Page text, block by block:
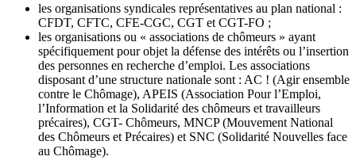
les organisations syndicales représentatives au plan national :
CFDT, CFTC, CFE-CGC, CGT et CGT-FO ;
les organisations ou « associations de chômeurs » ayant
spécifiquement pour objet la défense des intérêts ou l’insertion
des personnes en recherche d’emploi. Les associations
disposant d’une structure nationale sont : AC ! (Agir ensemble
contre le Chômage), APEIS (Association Pour l’Emploi,
l’Information et la Solidarité des chômeurs et travailleurs
précaires), CGT- Chômeurs, MNCP (Mouvement National
des Chômeurs et Précaires) et SNC (Solidarité Nouvelles face
au Chômage).